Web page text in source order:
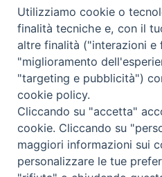
La Difesa srl -
La Difesa del Popolo percepisce
La Difesa del Popolo, tramite la Fisc
ha aderito allo IAP (Istituto
di Autodisciplina della
La Difesa del Popolo è una testata
decreto del 15 giugno 1950 al
Utilizziamo cookie o
finalità tecniche e, con il
altre finalità ("interazioni e
"miglioramento
"targeting e pubblicità")
cookie policy.
Cliccando su "accetta"
cookie. Cliccando su
maggiori informazioni sui
personalizzare le tue